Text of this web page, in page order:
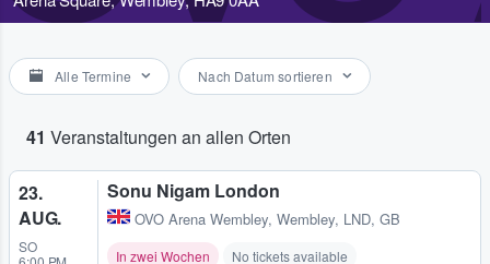
Alle Termine Nach Datum sortieren
41 Veranstaltungen an allen Orten
23.
AUG.
SO
Sonu Nigam London
OVO Arena Wembley, Wembley, LND, GB
In zwei Wochen No tickets available